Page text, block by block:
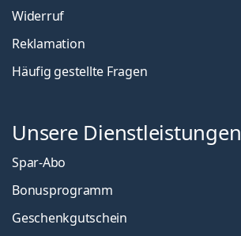
Widerruf
Reklamation
Häufig gestellte Fragen
Unsere Dienstleistungen
Spar-Abo
Bonusprogramm
Geschenkgutschein